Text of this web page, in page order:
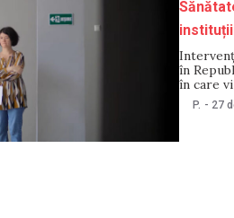
în
în care
puteți
aflați
P. - 27